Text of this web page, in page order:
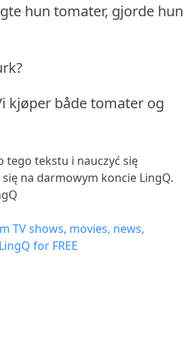
hun tomater, gjorde hun
kjøper både tomater og
tego tekstu i nauczyć się
na darmowym koncie LingQ.